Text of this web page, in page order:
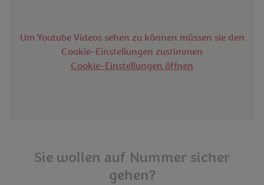
Um Youtube Videos sehen zu können müssen sie den
Cookie-Einstellungen zustimmen
Cookie-Einstellungen öffnen
Sie wollen auf Nummer sicher
gehen?